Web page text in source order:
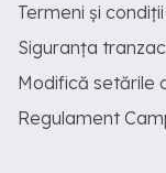
Termeni și condiții
Siguranța
Modifică setările
Regulament